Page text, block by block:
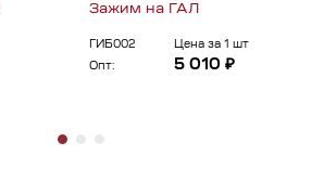
Зажим на ГАЛ
ГИБ002
Цена за 1 шт
Опт:
5 010 ₽